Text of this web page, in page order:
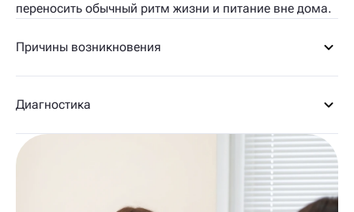
переносить обычный ритм жизни и питание вне дома.
Причины возникновения
Диагностика